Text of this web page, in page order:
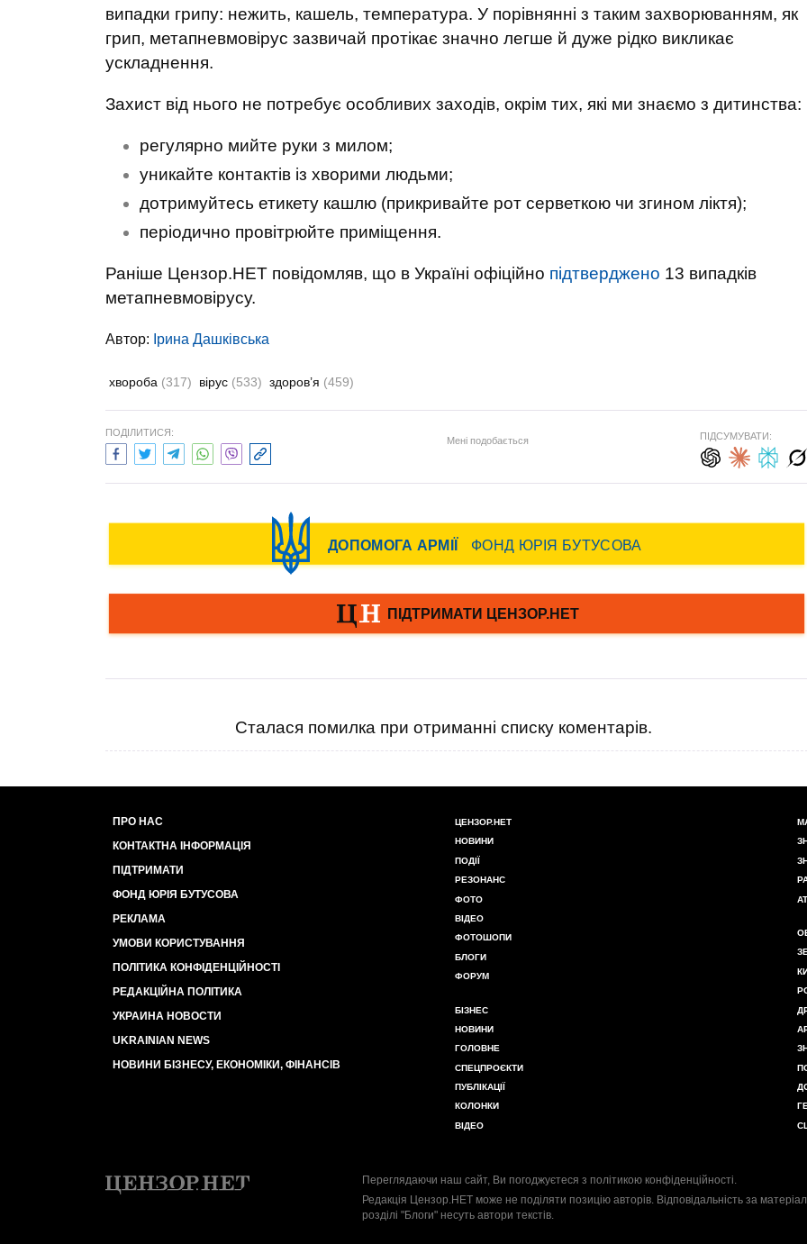
випадки грипу: нежить, кашель, температура. У порівнянні з таким захворюванням, як
грип, метапневмовірус зазвичай протікає значно легше й дуже рідко викликає
ускладнення.
Захист від нього не потребує особливих заходів, окрім тих, які ми знаємо з дитинства:
регулярно мийте руки з милом;
уникайте контактів із хворими людьми;
дотримуйтесь етикету кашлю (прикривайте рот серветкою чи згином ліктя);
періодично провітрюйте приміщення.
Раніше Цензор.НЕТ повідомляв, що в Україні офіційно підтверджено 13 випадків
метапневмовірусу.
Автор: Ірина Дашківська
хвороба (317) вірус (533) здоров’я (459)
ПОДІЛИТИСЯ:
Мені подобається ПІДСУМУВАТИ:
Сталася помилка при отриманні списку коментарів.
ПРО НАС
КОНТАКТНА ІНФОРМАЦІЯ
ПІДТРИМАТИ
ФОНД ЮРІЯ БУТУСОВА
РЕКЛАМА
УМОВИ КОРИСТУВАННЯ
ПОЛІТИКА КОНФІДЕНЦІЙНОСТІ
РЕДАКЦІЙНА ПОЛІТИКА
УКРАИНА НОВОСТИ
UKRAINIAN NEWS
НОВИНИ БІЗНЕСУ, ЕКОНОМІКИ, ФІНАНСІВ
ЦЕНЗОР.НЕТ
НОВИНИ
ПОДІЇ
РЕЗОНАНС
ФОТО
ВІДЕО
ФОТОШОПИ
БЛОГИ
ФОРУМ
БІЗНЕС
НОВИНИ
ГОЛОВНЕ
СПЕЦПРОЄКТИ
ПУБЛІКАЦІЇ
КОЛОНКИ
ВІДЕО
Переглядаючи наш сайт, Ви погоджуєтеся з політикою конфіденційності.
Редакція Цензор.НЕТ може не поділяти позицію авторів. Відповідальність за
розділі "Блоги" несуть автори текстів.